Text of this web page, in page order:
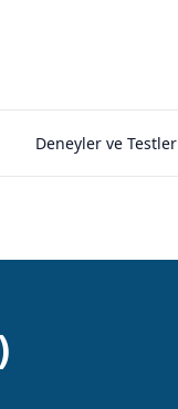
Deneyler ve Testler